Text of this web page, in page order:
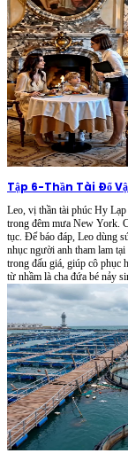
Tập 6-Thần Tài Đổ
Leo, vị thần tài phúc Hy
trong đêm mưa New York.
tục. Để báo đáp, Leo dùng
nhục người anh tham lam
trong đấu giá, giúp cô phục
từ nhầm là cha đứa bé nảy